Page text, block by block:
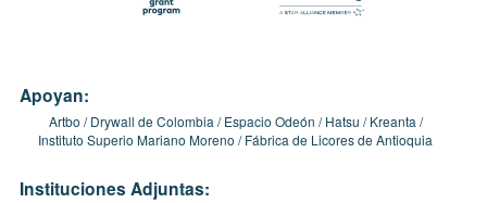
Apoyan:
Artbo Drywall de Colombia Espacio Odeón Hatsu
Kreanta
Instituto Superio Mariano Moreno
Fábrica de Licores de Antioquia
Instituciones Adjuntas: